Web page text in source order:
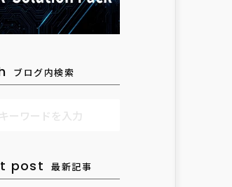
ブログ内検索
post 最新記事